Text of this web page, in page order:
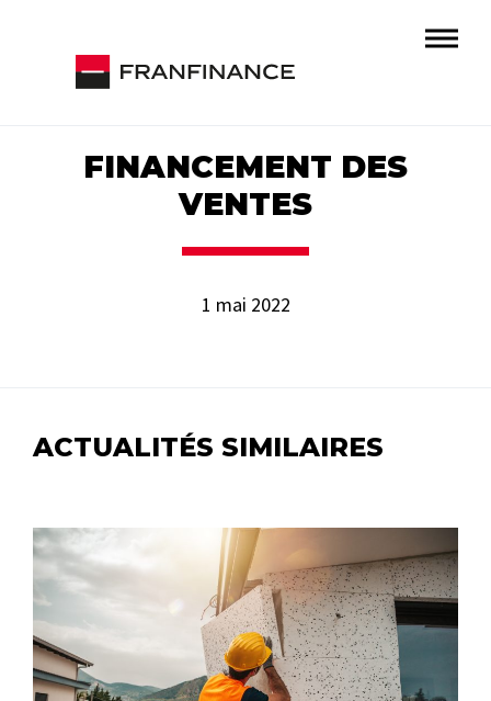
FINANCEMENT DES
VENTES
1 mai 2022
ACTUALITÉS SIMILAIRES